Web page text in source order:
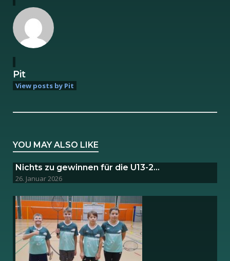
Pit
View posts by Pit
YOU MAY ALSO LIKE
Nichts zu gewinnen für die U13-2…
26. Januar 2026